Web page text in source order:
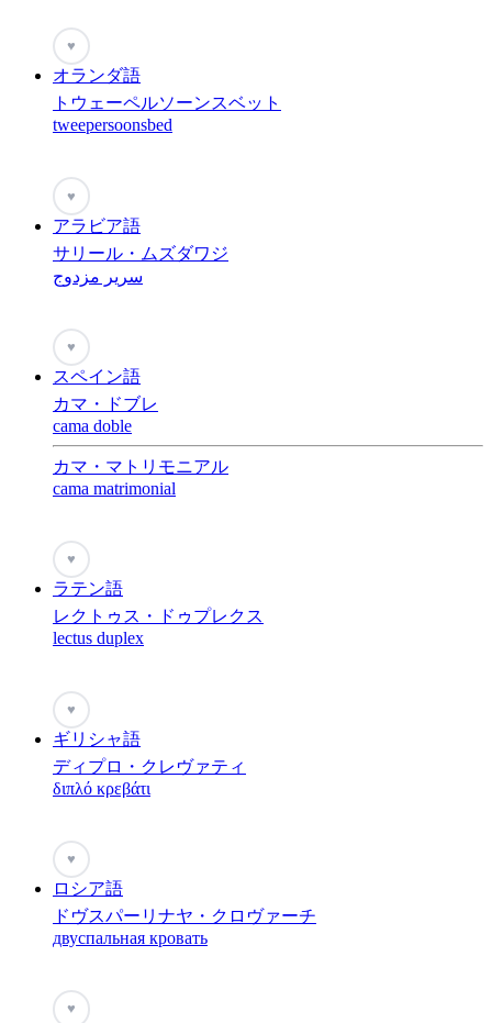
♥
オランダ語
トウェーペルソーンスベット
tweepersoonsbed
♥
アラビア語
サリール・ムズダワジ
سرير مزدوج
♥
スペイン語
カマ・ドブレ
cama doble
カマ・マトリモニアル
cama matrimonial
♥
ラテン語
レクトゥス・ドゥプレクス
lectus duplex
♥
ギリシャ語
ディプロ・クレヴァティ
διπλό κρεβάτι
♥
ロシア語
ドヴスパーリナヤ・クロヴァーチ
двуспальная кровать
♥